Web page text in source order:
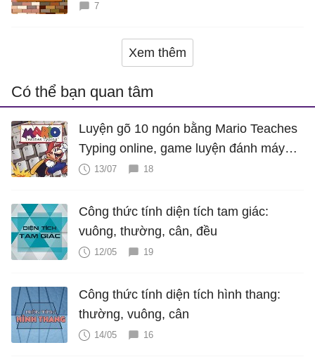
7
Xem thêm
Có thể bạn quan tâm
Luyện gõ 10 ngón bằng Mario Teaches
Typing online, game luyện đánh máy
cực hấp dẫn
13/07 18
Công thức tính diện tích tam giác:
vuông, thường, cân, đều
12/05 19
Công thức tính diện tích hình thang:
thường, vuông, cân
14/05 16